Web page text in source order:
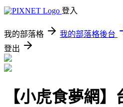
登入
我的部落格 我的部落格後台
登出
【小虎食夢網